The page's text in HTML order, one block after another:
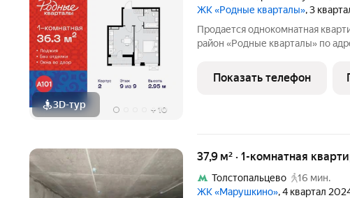
3D-тур + 10
ЖК «Родные кварталы», 3
Продается однокомнатная
район «Родные кварталы» по
Кварталы, 2, район Внуково,
округ, Москва. Общая
Показать телефон
37,9 м² · 1-комнатная
Толстопальцево
16 мин.
ЖК «Марушкино», 4 квартал